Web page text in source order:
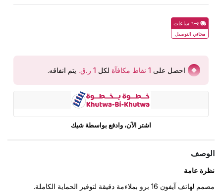
٤–٦ ساعات
مجاني التوصيل
احصل على 1 نقاط مكافآة لكل يتم انفاقه.
اشتر الآن، وادفع بواسطة شيك
الوصف
نظرة عامة
مصمم لهاتف آيفون 16 برو بملاءمة دقيقة لتوفير الحماية الكاملة.